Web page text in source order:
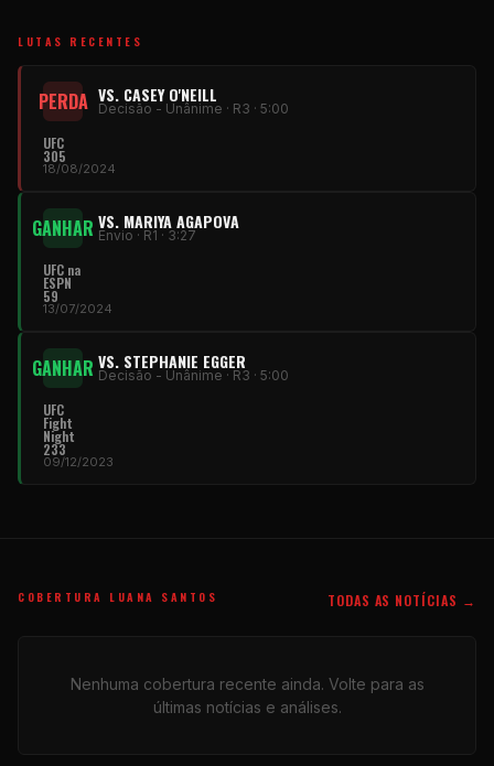
LUTAS RECENTES
PERDA VS. CASEY O'NEILL
Decisão - Unânime · R3 · 5:00
UFC
305
18/08/2024
GANHAR VS. MARIYA AGAPOVA
Envio · R1 · 3:27
UFC na
ESPN
59
13/07/2024
GANHAR VS. STEPHANIE EGGER
Decisão - Unânime · R3 · 5:00
UFC
Fight
Night
233
09/12/2023
COBERTURA LUANA SANTOS TODAS AS NOTÍCIAS →
Nenhuma cobertura recente ainda. Volte para as
últimas notícias e análises.